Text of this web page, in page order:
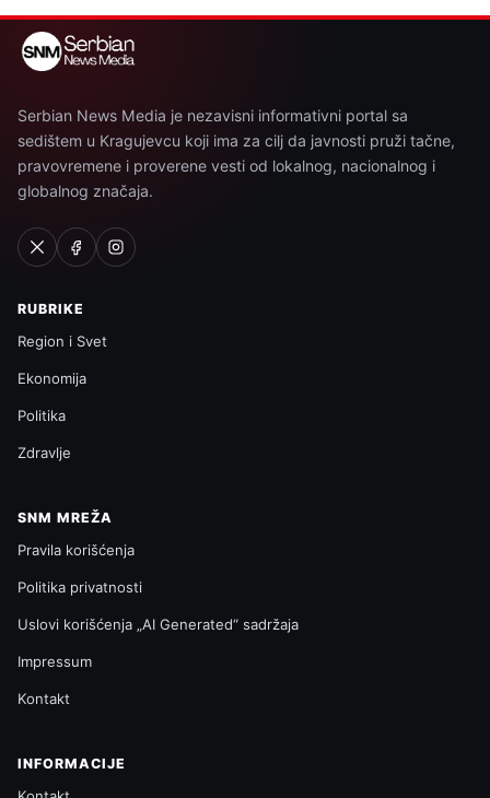
Serbian News Media je nezavisni informativni portal sa
sedištem u Kragujevcu koji ima za cilj da javnosti pruži tačne,
pravovremene i proverene vesti od lokalnog, nacionalnog i
globalnog značaja.
RUBRIKE
Region i Svet
Ekonomija
Politika
Zdravlje
SNM MREŽA
Pravila korišćenja
Politika privatnosti
Uslovi korišćenja „AI Generated“ sadržaja
Impressum
Kontakt
INFORMACIJE